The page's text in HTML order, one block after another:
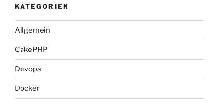
KATEGORIEN
Allgemein
CakePHP
Devops
Docker